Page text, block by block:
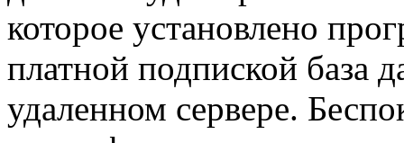
которое установлено
платной подпиской база
удаленном сервере.